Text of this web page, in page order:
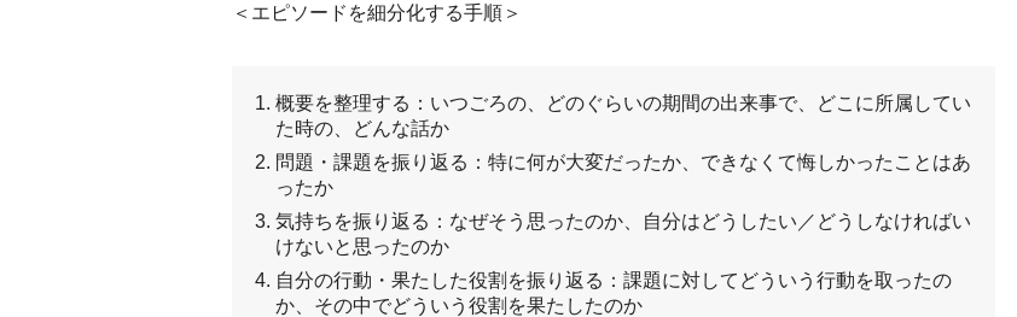
＜エピソードを細分化する手順＞
概要を整理する：いつごろの、どのぐらいの期間の出来事で、どこに所属してい
た時の、どんな話か
問題・課題を振り返る：特に何が大変だったか、できなくて悔しかったことはあ
ったか
気持ちを振り返る：なぜそう思ったのか、自分はどうしたい／どうしなければい
けないと思ったのか
自分の行動・果たした役割を振り返る：課題に対してどういう行動を取ったの
か、その中でどういう役割を果たしたのか